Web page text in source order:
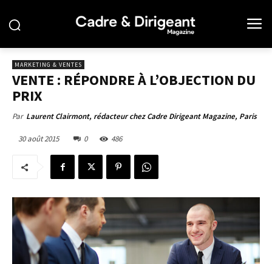
MARKETING & VENTES
VENTE : RÉPONDRE À L’OBJECTION DU
PRIX
Par Laurent Clairmont, rédacteur chez Cadre Dirigeant Magazine, Paris
30 août 2015 0 486